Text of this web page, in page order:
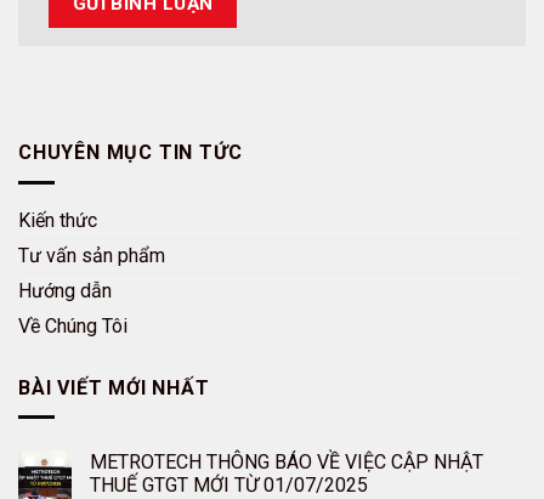
CHUYÊN MỤC TIN TỨC
Kiến thức
Tư vấn sản phẩm
Hướng dẫn
Về Chúng Tôi
BÀI VIẾT MỚI NHẤT
METROTECH THÔNG BÁO VỀ VIỆC CẬP NHẬT
THUẾ GTGT MỚI TỪ 01/07/2025